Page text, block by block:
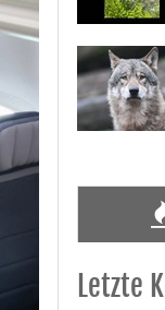
Letzte